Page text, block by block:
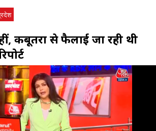
कबूतरों से फैलाई जा रही थी